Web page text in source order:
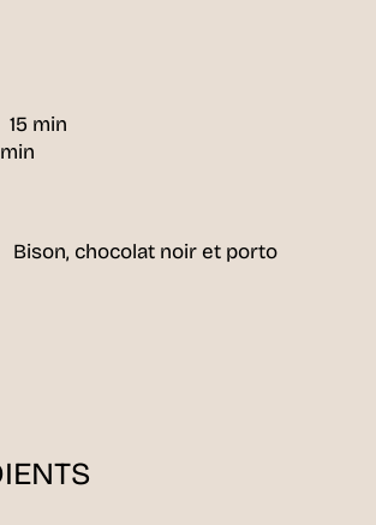
15 min
Bison, chocolat noir et porto